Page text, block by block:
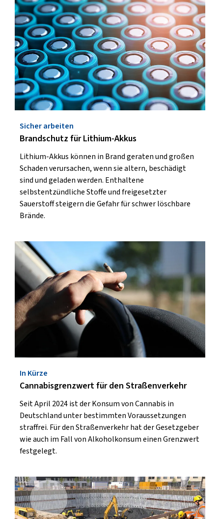
Sicher arbeiten
Brandschutz für Lithium-Akkus
Lithium-Akkus können in Brand geraten und großen
Schaden verursachen, wenn sie altern, beschädigt
sind und geladen werden. Enthaltene
selbstentzündliche Stoffe und freigesetzter
Sauerstoff steigern die Gefahr für schwer löschbare
Brände.
In Kürze
Cannabisgrenzwert für den Straßenverkehr
Seit April 2024 ist der Konsum von Cannabis in
Deutschland unter bestimmten Voraussetzungen
straffrei. Für den Straßenverkehr hat der Gesetzgeber
wie auch im Fall von Alkoholkonsum einen Grenzwert
festgelegt.